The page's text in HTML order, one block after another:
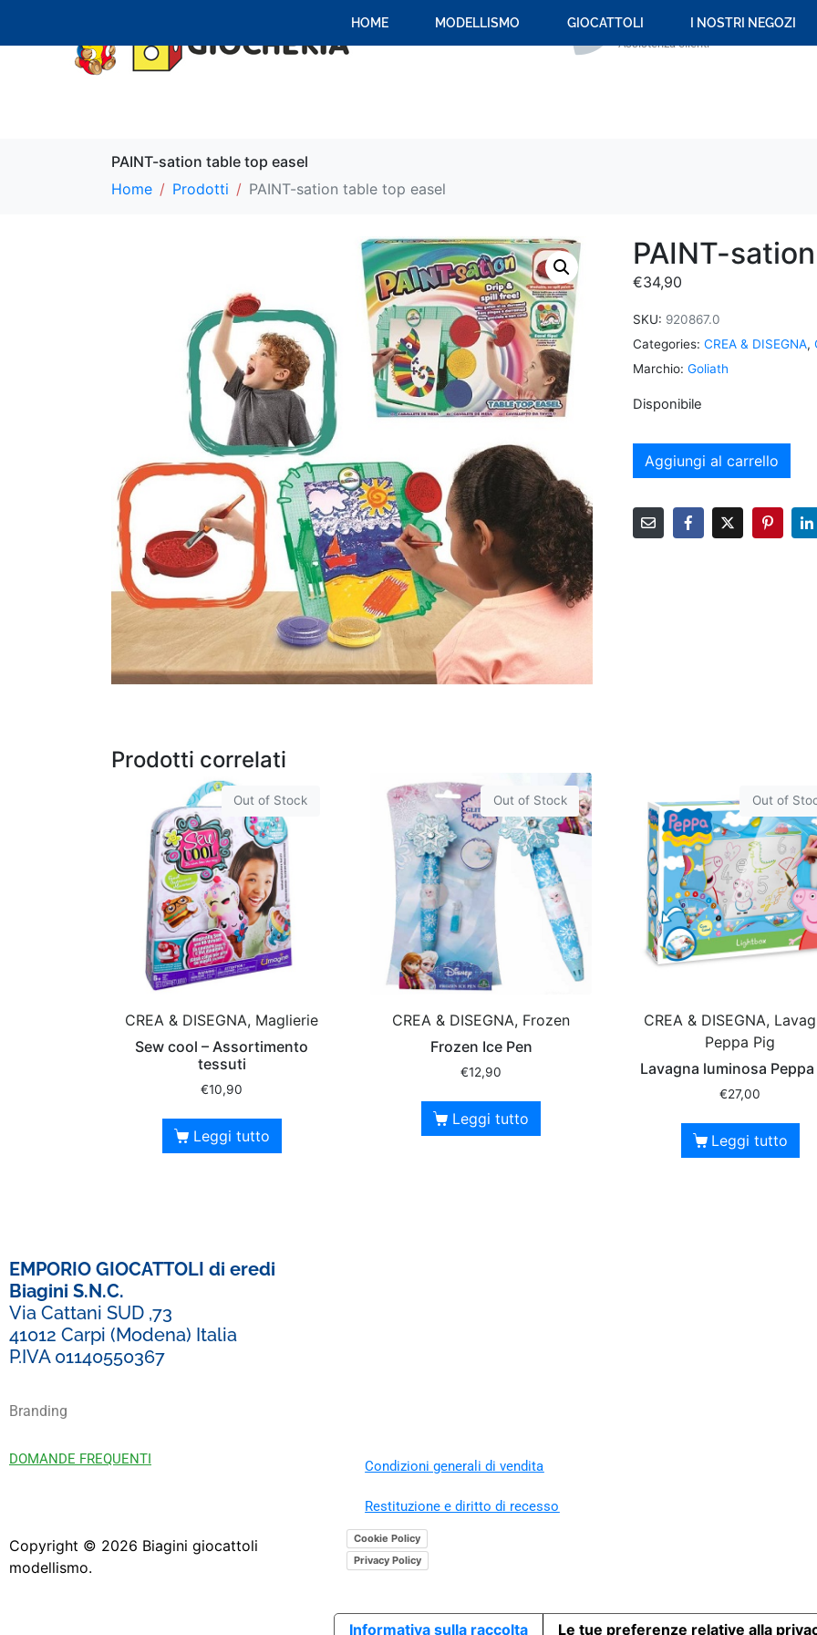
+39 059 694 092
Assistenza clienti
HOME MODELLISMO GIOCATTOLI I NOSTRI NEGOZI
PAINT-sation table top easel
Home
Prodotti PAINT-sation table top easel
PAINT-
€34,90
SKU: 920867.0
Categories: CREA & DISEGNA,
Marchio: Goliath
Disponibile
Aggiungi al carrello
Prodotti correlati
Out of Stock
CREA & DISEGNA, Maglierie
Sew cool – Assortimento
tessuti
€10,90
Leggi tutto
Out of Stock
CREA & DISEGNA, Frozen
Frozen Ice Pen
€12,90
Leggi tutto
Out of
CREA & DISEGNA,
Peppa Pig
Lavagna luminosa
€27,00
Leggi tutto
EMPORIO GIOCATTOLI di eredi
Biagini S.N.C.
Via Cattani SUD ,73
41012 Carpi (Modena) Italia
P.IVA 01140550367
Branding
DOMANDE FREQUENTI Condizioni generali di vendita
Restituzione e diritto di recesso
Copyright © 2026 Biagini giocattoli
modellismo.
Cookie Policy
Privacy Policy
Informativa sulla raccolta Le tue preferenze relative alla